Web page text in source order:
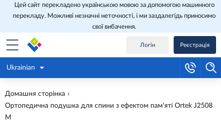
Цей сайт перекладено українською мовою за допомогою машинного
перекладу. Можливі незначні неточності, і ми заздалегідь приносимо
свої вибачення.
Логін Реєстрація
Ukrainian
Домашня сторінка
Ортопедична подушка для спини з ефектом пам'яті Ortek J2508
M